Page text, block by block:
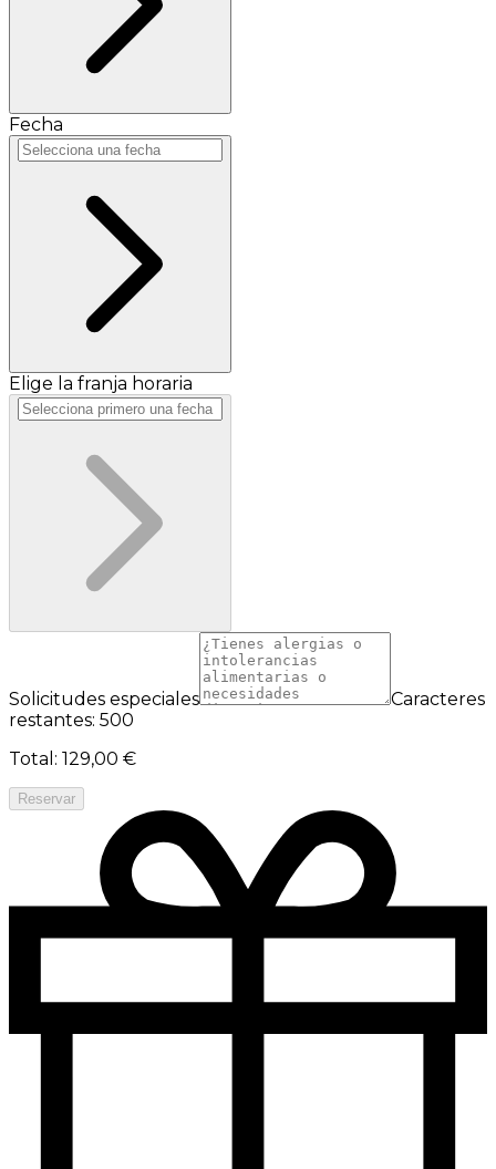
Fecha
Elige la franja horaria
Solicitudes especiales
Caracteres
restantes: 500
Total : 129,00 €
Reservar